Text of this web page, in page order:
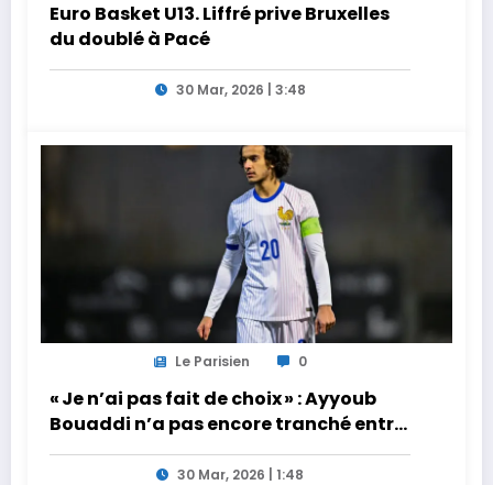
Euro Basket U13. Liffré prive Bruxelles
du doublé à Pacé
30 Mar, 2026 | 3:48
Le Parisien 0
« Je n’ai pas fait de choix » : Ayyoub
Bouaddi n’a pas encore tranché entre
la France et le Maroc
30 Mar, 2026 | 1:48